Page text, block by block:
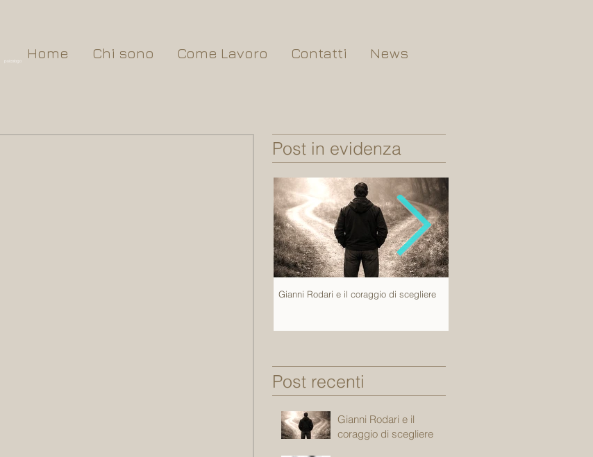
psicologo Home Chi sono Come Lavoro Contatti News
Post in evidenza
Gianni Rodari e il coraggio di scegliere
Post recenti
Gianni Rodari e il
coraggio di scegliere